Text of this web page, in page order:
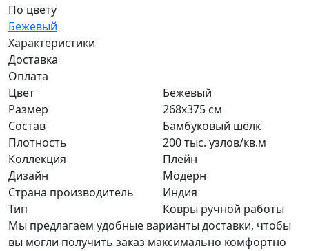
По цвету
Бежевый
Характеристики
Доставка
Оплата
Цвет
Бежевый
Размер
268x375 см
Состав
Бамбуковый шёлк
Плотность
200 тыс. узлов/кв.м
Коллекция
Плейн
Дизайн
Модерн
Страна производитель
Индия
Тип
Ковры ручной работы
Мы предлагаем удобные варианты доставки, чтобы
вы могли получить заказ максимально комфортно